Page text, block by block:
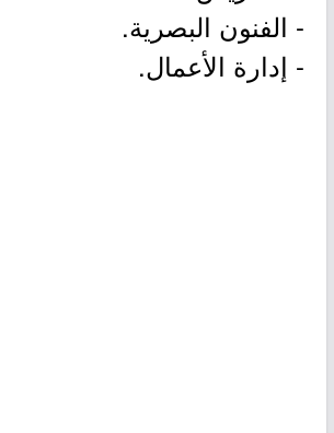
- الفنون البصرية.
- إدارة الأعمال.